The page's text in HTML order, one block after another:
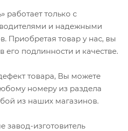
работает только с
и надежными
Приобретая товар у нас, вы
его подлинности и качестве.
товара, Вы можете
номеру из раздела
из наших магазинов.
завод-изготовитель